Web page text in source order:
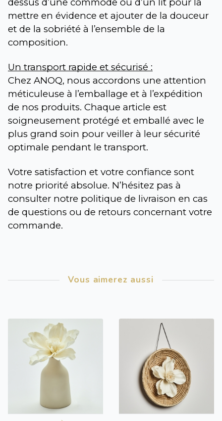
mettre en évidence et ajouter de la douceur
et de la sobriété à l’ensemble de la
composition.
Un transport rapide et sécurisé :
Chez ANOQ, nous accordons une attention
méticuleuse à l’emballage et à l’expédition
de nos produits. Chaque article est
soigneusement protégé et emballé avec le
plus grand soin pour veiller à leur sécurité
optimale pendant le transport.
Votre satisfaction et votre confiance sont
notre priorité absolue. N’hésitez pas à
consulter notre politique de livraison en cas
de questions ou de retours concernant votre
commande.
Vous aimerez aussi